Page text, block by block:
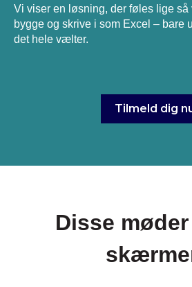
Vi viser en løsning, der føles lige så
bygge og skrive i som Excel – bare
det hele vælter.
Tilmeld dig
Disse